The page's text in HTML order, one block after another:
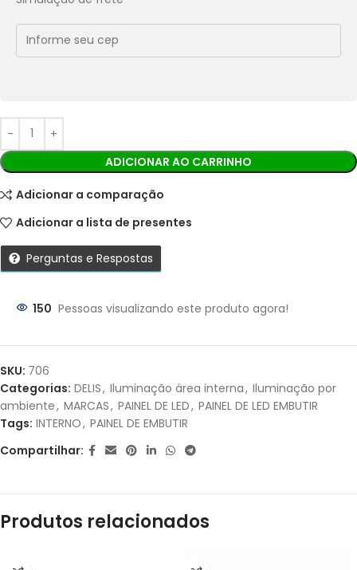
Ao finalizar sua compra você receberá os detalhes para
realizar o pagamento.
Parcelas:
JUROS
ADICIONAR AO CARRINHO
Adicionar a comparação
Adicionar a lista de presentes
Perguntas e Respostas
150 Pessoas visualizando este produto agora!
SKU: 706
Categorias: DELIS, Iluminação área interna, Iluminação por
ambiente, MARCAS, PAINEL DE LED, PAINEL DE LED EMBUTIR
Tags: INTERNO, PAINEL DE EMBUTIR
Compartilhar:
Produtos relacionados